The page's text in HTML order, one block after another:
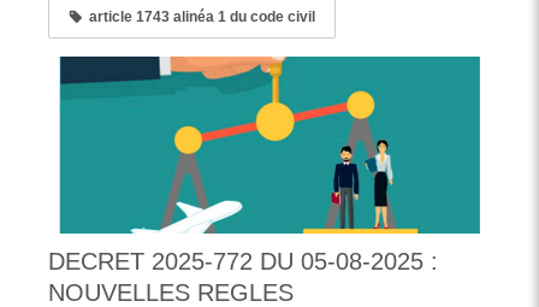
article 1743 alinéa 1 du code civil
DECRET 2025-772 DU 05-08-2025 :
NOUVELLES REGLES